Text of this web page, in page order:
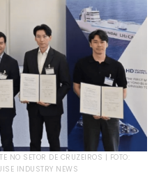
NO SETOR DE CRUZEIROS | FOTO:
INDUSTRY NEWS